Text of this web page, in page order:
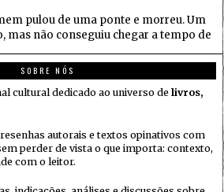
pulou de uma ponte e morreu. Um
mas não conseguiu chegar a tempo de
SOBRE NÓS
cultural dedicado ao universo de livros,
autorais e textos opinativos com
perder de vista o que importa: contexto,
com o leitor.